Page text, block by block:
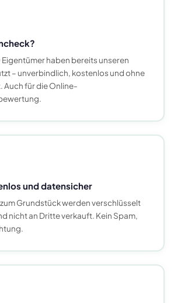
haben bereits unseren
– unverbindlich, kostenlos und ohne
Auch für die Online-
und datensicher
Grundstück werden verschlüsselt
nicht an Dritte verkauft. Kein Spam,